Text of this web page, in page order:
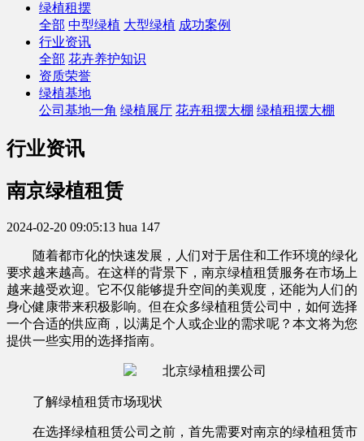
绿植租摆
全部 中型绿植 大型绿植 成功案例
行业资讯
全部 花卉养护知识
资质荣誉
绿植基地
公司基地一角 绿植展厅 花卉租摆大棚 绿植租摆大棚
行业资讯
南京绿植租赁
2024-02-20 09:05:13 hua 147
随着都市化的快速发展，人们对于居住和工作环境的绿化
要求越来越高。在这样的背景下，南京绿植租赁服务在市场上
越来越受欢迎。它不仅能够提升空间的美观度，还能为人们的
身心健康带来积极影响。但在众多绿植租赁公司中，如何选择
一个合适的供应商，以满足个人或企业的需求呢？本文将为您
提供一些实用的选择指南。
了解绿植租赁市场现状
在选择绿植租赁公司之前，首先需要对南京的绿植租赁市